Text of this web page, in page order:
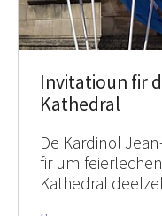
Invitatioun fir
Kathedral
De Kardinol
fir um
Kathedral